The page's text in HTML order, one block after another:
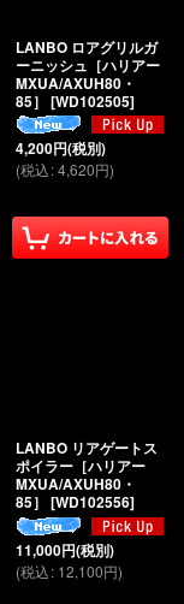
LANBO ロアグリルガ
ーニッシュ［ハリアー
MXUA/AXUH80・
85］ [WD102505]
4,200円(税別)
(税込:4,620円)
LANBO リアゲートス
ポイラー［ハリアー
MXUA/AXUH80・
85］ [WD102556]
11,000円(税別)
(税込: 12,100円)